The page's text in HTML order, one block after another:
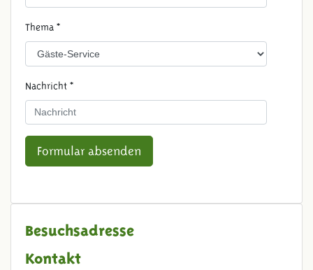
Thema *
Nachricht *
Formular absenden
Besuchsadresse
Kontakt